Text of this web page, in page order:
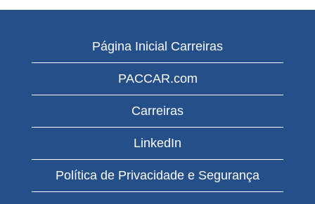
Página Inicial Carreiras
PACCAR.com
Carreiras
LinkedIn
Política de Privacidade e Segurança